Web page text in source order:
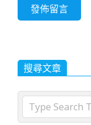
搜尋文章
Search